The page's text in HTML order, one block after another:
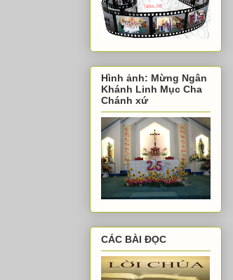
Hình ảnh: Mừng Ngân
Khánh Linh Mục Cha
Chánh xứ
CÁC BÀI ĐỌC